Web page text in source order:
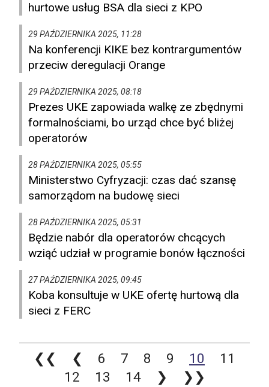
hurtowe usług BSA dla sieci z KPO
29 PAŹDZIERNIKA 2025, 11:28
Na konferencji KIKE bez kontrargumentów
przeciw deregulacji Orange
29 PAŹDZIERNIKA 2025, 08:18
Prezes UKE zapowiada walkę ze zbędnymi
formalnościami, bo urząd chce być bliżej
operatorów
28 PAŹDZIERNIKA 2025, 05:55
Ministerstwo Cyfryzacji: czas dać szansę
samorządom na budowę sieci
28 PAŹDZIERNIKA 2025, 05:31
Będzie nabór dla operatorów chcących
wziąć udział w programie bonów łączności
27 PAŹDZIERNIKA 2025, 09:45
Koba konsultuje w UKE ofertę hurtową dla
sieci z FERC
❮❮ ❮ 6 7 8 9 10
11
12
13 14 ❯ ❯❯